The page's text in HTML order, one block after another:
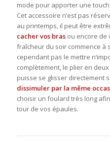
mode pour apporter une
Cet accessoire n’est pas
au printemps, il peut être
cacher vos brasou encore de
fraîcheur du soir commence à
cependant pas le mettre
complètement, le plier en
puisse se glisser directement
dissimuler par la même
choisir un foulard très long
tour de vos épaules.